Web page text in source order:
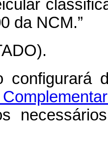
da NCM.”
.
configurará